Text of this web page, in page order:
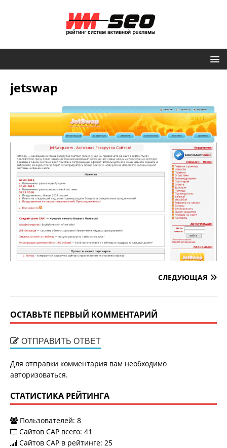
jetswap
СЛЕДУЮЩАЯ
ОСТАВЬТЕ ПЕРВЫЙ КОММЕНТАРИЙ
ОТПРАВИТЬ ОТВЕТ
Для отправки комментария вам необходимо
авторизоваться.
СТАТИСТИКА РЕЙТИНГА
Пользователей: 8
Сайтов САР всего: 41
Сайтов САР в рейтинге: 25